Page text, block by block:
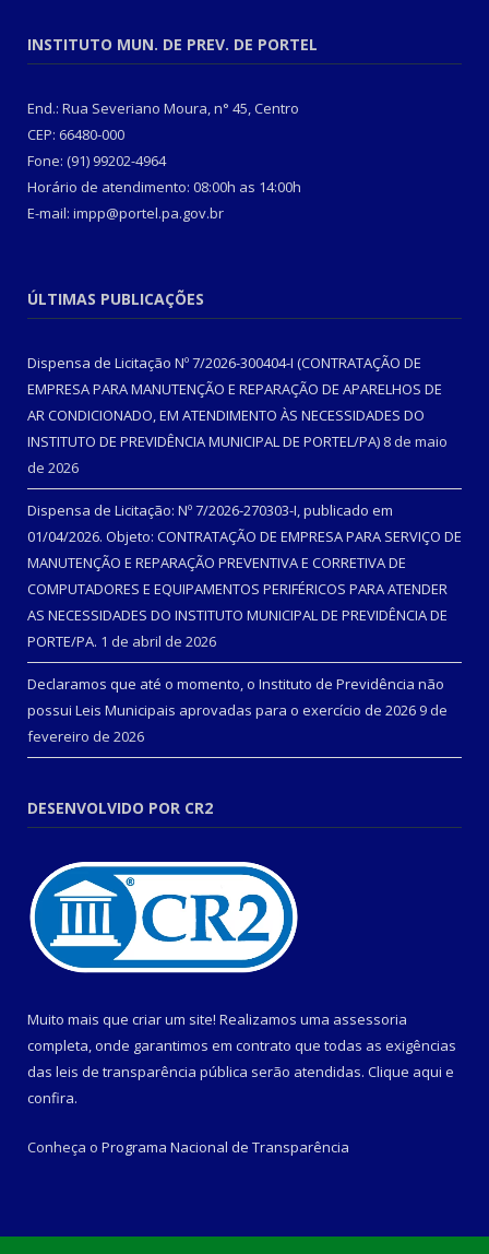
INSTITUTO MUN. DE PREV. DE PORTEL
End.: Rua Severiano Moura, n° 45, Centro
CEP: 66480-000
Fone: (91) 99202-4964
Horário de atendimento: 08:00h as 14:00h
E-mail: impp@portel.pa.gov.br
ÚLTIMAS PUBLICAÇÕES
Dispensa de Licitação Nº 7/2026-300404-I (CONTRATAÇÃO DE
EMPRESA PARA MANUTENÇÃO E REPARAÇÃO DE APARELHOS DE
AR CONDICIONADO, EM ATENDIMENTO ÀS NECESSIDADES DO
INSTITUTO DE PREVIDÊNCIA MUNICIPAL DE PORTEL/PA) 8 de maio
de 2026
Dispensa de Licitação: Nº 7/2026-270303-I, publicado em
01/04/2026. Objeto: CONTRATAÇÃO DE EMPRESA PARA SERVIÇO DE
MANUTENÇÃO E REPARAÇÃO PREVENTIVA E CORRETIVA DE
COMPUTADORES E EQUIPAMENTOS PERIFÉRICOS PARA ATENDER
AS NECESSIDADES DO INSTITUTO MUNICIPAL DE PREVIDÊNCIA DE
PORTE/PA. 1 de abril de 2026
Declaramos que até o momento, o Instituto de Previdência não
possui Leis Municipais aprovadas para o exercício de 2026 9 de
fevereiro de 2026
DESENVOLVIDO POR CR2
Muito mais que criar um site! Realizamos uma assessoria
completa, onde garantimos em contrato que todas as exigências
das leis de transparência pública serão atendidas. Clique aqui e
confira.
Conheça o Programa Nacional de Transparência